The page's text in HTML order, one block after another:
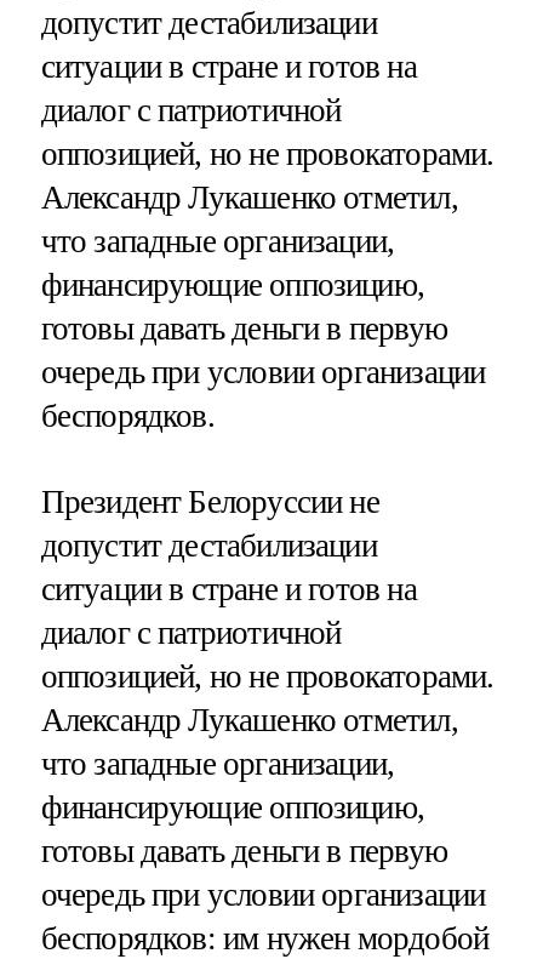
допустит дестабилизации
ситуации в стране и готов на
диалог с патриотичной
оппозицией, но не провокаторами.
Александр Лукашенко отметил,
что западные организации,
финансирующие оппозицию,
готовы давать деньги в первую
очередь при условии организации
беспорядков.
Президент Белоруссии не
допустит дестабилизации
ситуации в стране и готов на
диалог с патриотичной
оппозицией, но не провокаторами.
Александр Лукашенко отметил,
что западные организации,
финансирующие оппозицию,
готовы давать деньги в первую
очередь при условии организации
беспорядков: им нужен мордобой